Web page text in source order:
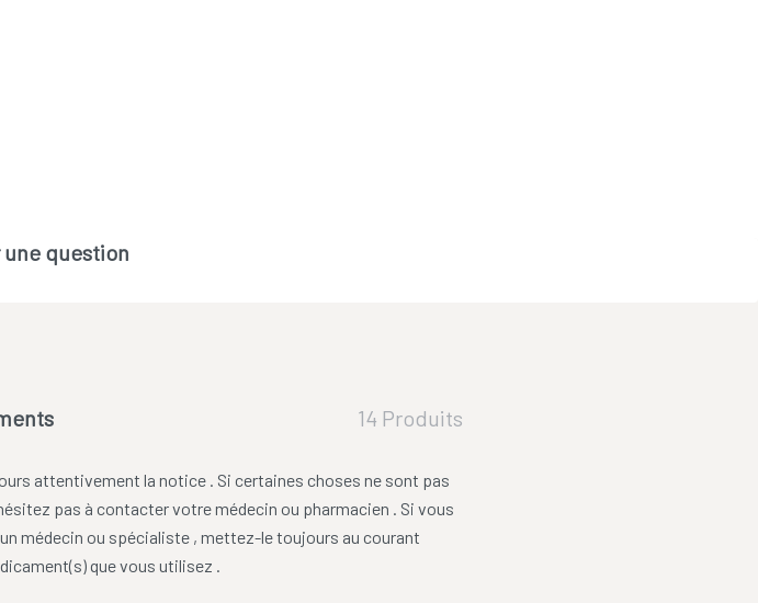
une question
14 Produits
attentivement la notice . Si certaines choses ne sont pas
pas à contacter votre médecin ou pharmacien . Si vous
médecin ou spécialiste , mettez-le toujours au courant
que vous utilisez .